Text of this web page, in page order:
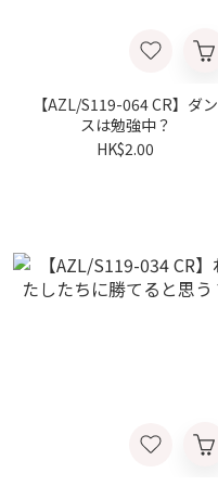
【AZL/S119-064 CR】ダン
スは勉強中？
HK$2.00